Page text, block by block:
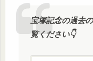
宝塚記念の過去
覧ください👇